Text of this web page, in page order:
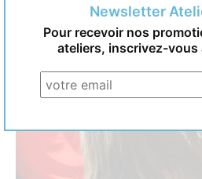
Newsletter
Pour recevoir nos
ateliers, inscrivez-vous